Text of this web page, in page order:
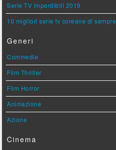
Serie TV imperdibili 2019
10 migliori serie tv coreane di sempre
Generi
Commedie
Film Thriller
Film Horror
Animazione
Azione
Cinema